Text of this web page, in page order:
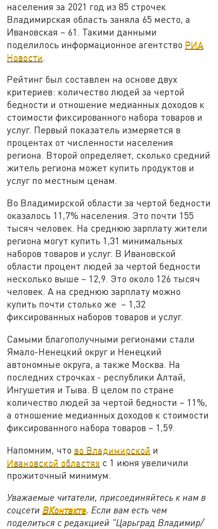
населения за 2021 год из 85 строчек
Владимирская область заняла 65 место, а
Ивановская – 61. Такими данными
поделилось информационное агентство РИА
Новости.
Рейтинг был составлен на основе двух
критериев: количество людей за чертой
бедности и отношение медианных доходов к
стоимости фиксированного набора товаров и
услуг. Первый показатель измеряется в
процентах от численности населения
региона. Второй определяет, сколько средний
житель региона может купить продуктов и
услуг по местным ценам.
Во Владимирской области за чертой бедности
оказалось 11,7% населения. Это почти 155
тысяч человек. На среднюю зарплату жители
региона могут купить 1,31 минимальных
наборов товаров и услуг. В Ивановской
области процент людей за чертой бедности
несколько выше – 12,9. Это около 126 тысяч
человек. А на среднюю зарплату можно
купить почти столько же – 1,32
фиксированных наборов товаров и услуг.
Самыми благополучными регионами стали
Ямало-Ненецкий округ и Ненецкий
автономные округа, а также Москва. На
последних строчках - республики Алтай,
Ингушетия и Тыва. В целом по стране
количество людей за чертой бедности – 11%,
а отношение медианных доходов к стоимости
фиксированного набора товаров – 1,59.
Напомним, что во Владимирской и
Ивановской областях с 1 июня увеличили
прожиточный минимум.
Уважаемые читатели, присоединяйтесь к нам в
соцсети ВКонтакте. Если вам есть чем
поделиться с редакцией "Царьград Владимир/